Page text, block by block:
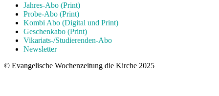
Jahres-Abo (Print)
Probe-Abo (Print)
Kombi Abo (Digital und Print)
Geschenkabo (Print)
Vikariats-/Studierenden-Abo
Newsletter
© Evangelische Wochenzeitung die Kirche 2025